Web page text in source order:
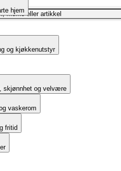
hjem
og kjøkkenutstyr
skjønnhet og velvære
vaskerom
fritid